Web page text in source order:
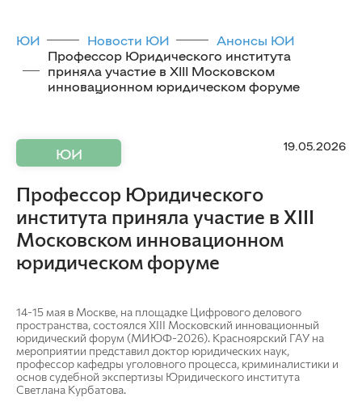
ЮИ Новости ЮИ
Анонсы ЮИ
Профессор Юридического института
приняла участие в XIII Московском
инновационном юридическом форуме
ЮИ 19.05.2026
Профессор Юридического
института приняла участие в XIII
Московском инновационном
юридическом форуме
14-15 мая в Москве, на площадке Цифрового делового
пространства, состоялся XIII Московский инновационный
юридический форум (МИЮФ-2026). Красноярский ГАУ на
мероприятии представил доктор юридических наук,
профессор кафедры уголовного процесса, криминалистики и
основ судебной экспертизы Юридического института
Светлана Курбатова.